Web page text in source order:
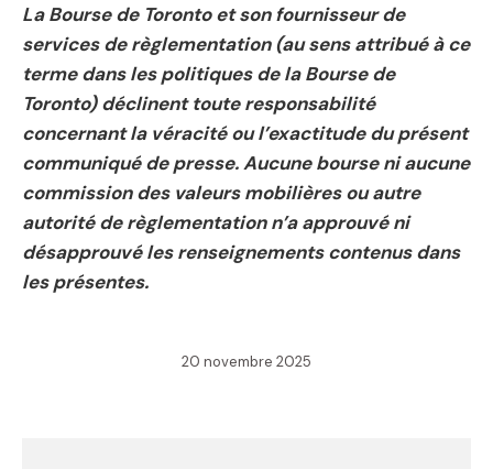
La Bourse de Toronto et son fournisseur de
services de règlementation (au sens attribué à ce
terme dans les politiques de la Bourse de
Toronto) déclinent toute responsabilité
concernant la véracité ou l’exactitude du présent
communiqué de presse. Aucune bourse ni aucune
commission des valeurs mobilières ou autre
autorité de règlementation n’a approuvé ni
désapprouvé les renseignements contenus dans
les présentes.
20 novembre 2025